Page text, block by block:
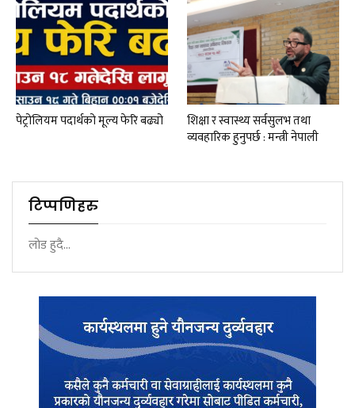
पेट्रोलियम पदार्थको मूल्य फेरि बढ्यो
शिक्षा र स्वास्थ्य सर्वसुलभ तथा
व्यवहारिक हुनुपर्छ : मन्त्री नेपाली
टिप्पणिहरु
लोड हुदै...